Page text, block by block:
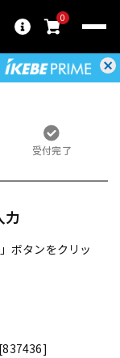
0
受付完了
力
ボタンをクリッ